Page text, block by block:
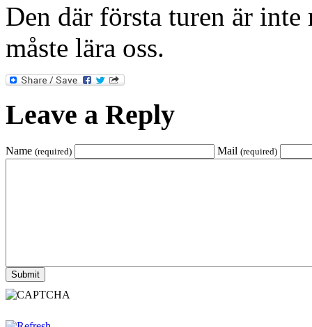
Den där första turen är
måste lära oss.
Leave a Reply
Name (required) Mail (required)